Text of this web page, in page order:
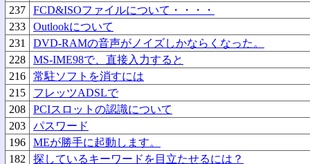
237
FCD&ISOファイルについて・・・・
233
Outlookについて
231
DVD-RAMの音声がノイズしかならくなった。
228
MS-IME98で、直接入力すると
216
常駐ソフトを消すには
215
フレッツADSLで
208
PCIスロットの認識について
203
パスワード
196
MEが勝手に起動します。
182
探しているキーワードを目立たせるには？